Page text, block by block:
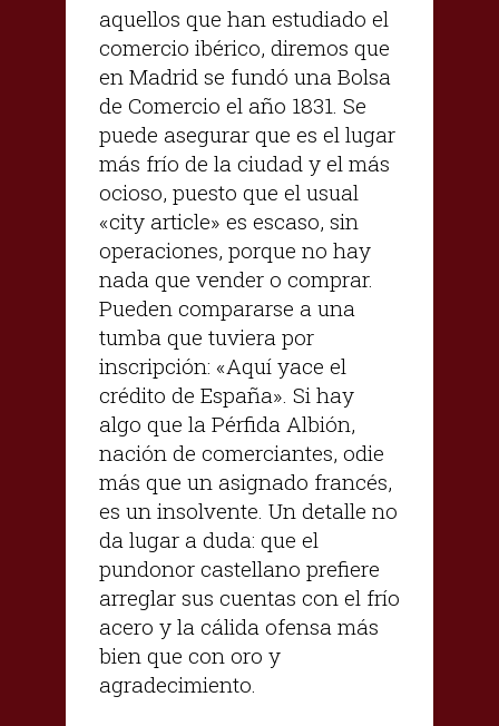
aquellos que han estudiado el
comercio ibérico, diremos que
en Madrid se fundó una Bolsa
de Comercio el año 1831. Se
puede asegurar que es el lugar
más frío de la ciudad y el más
ocioso, puesto que el usual
«city article» es escaso, sin
operaciones, porque no hay
nada que vender o comprar.
Pueden compararse a una
tumba que tuviera por
inscripción: «Aquí yace el
crédito de España». Si hay
algo que la Pérfida Albión,
nación de comerciantes, odie
más que un asignado francés,
es un insolvente. Un detalle no
da lugar a duda: que el
pundonor castellano prefiere
arreglar sus cuentas con el frío
acero y la cálida ofensa más
bien que con oro y
agradecimiento.